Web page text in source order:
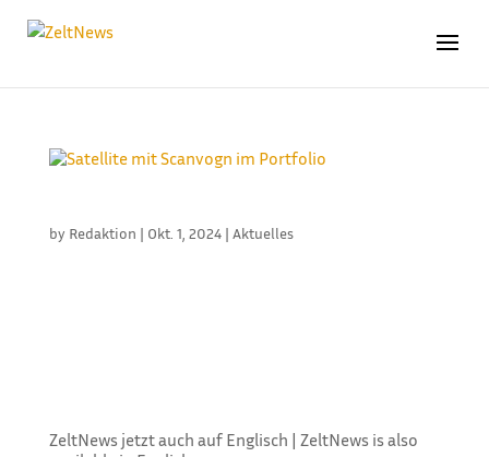
by Redaktion | Okt. 1, 2024| Aktuelles
ZeltNews jetzt auch auf Englisch | ZeltNews is also